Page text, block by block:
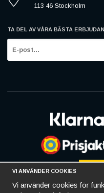
113 46 Stockholm
TA DEL AV VÅRA BÄSTA
VI ANVÄNDER COOKIES
Vi använder cookies för